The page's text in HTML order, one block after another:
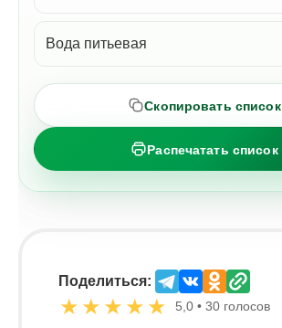
Вода питьевая
Скопировать список
Распечатать список
Поделиться:
★ ★ ★ ★ ★ 5,0 • 30 голосов